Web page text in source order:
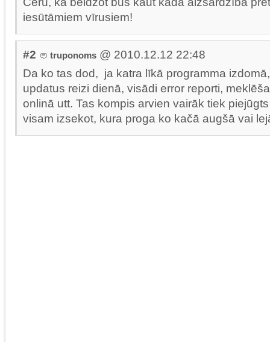
iesūtāmiem vīrusiem!
#2 truponoms @ 2010.12.12 22:48
Da ko tas dod, ja katra līkā programma
updatus reizi dienā, visādi error reporti,
onlinā utt. Tas kompis arvien vairāk tiek
visam izsekot, kura proga ko kačā augšā vai